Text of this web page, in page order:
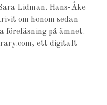
Lidman. Hans-Åke
om honom sedan
föreläsning på ämnet.
ett digitalt